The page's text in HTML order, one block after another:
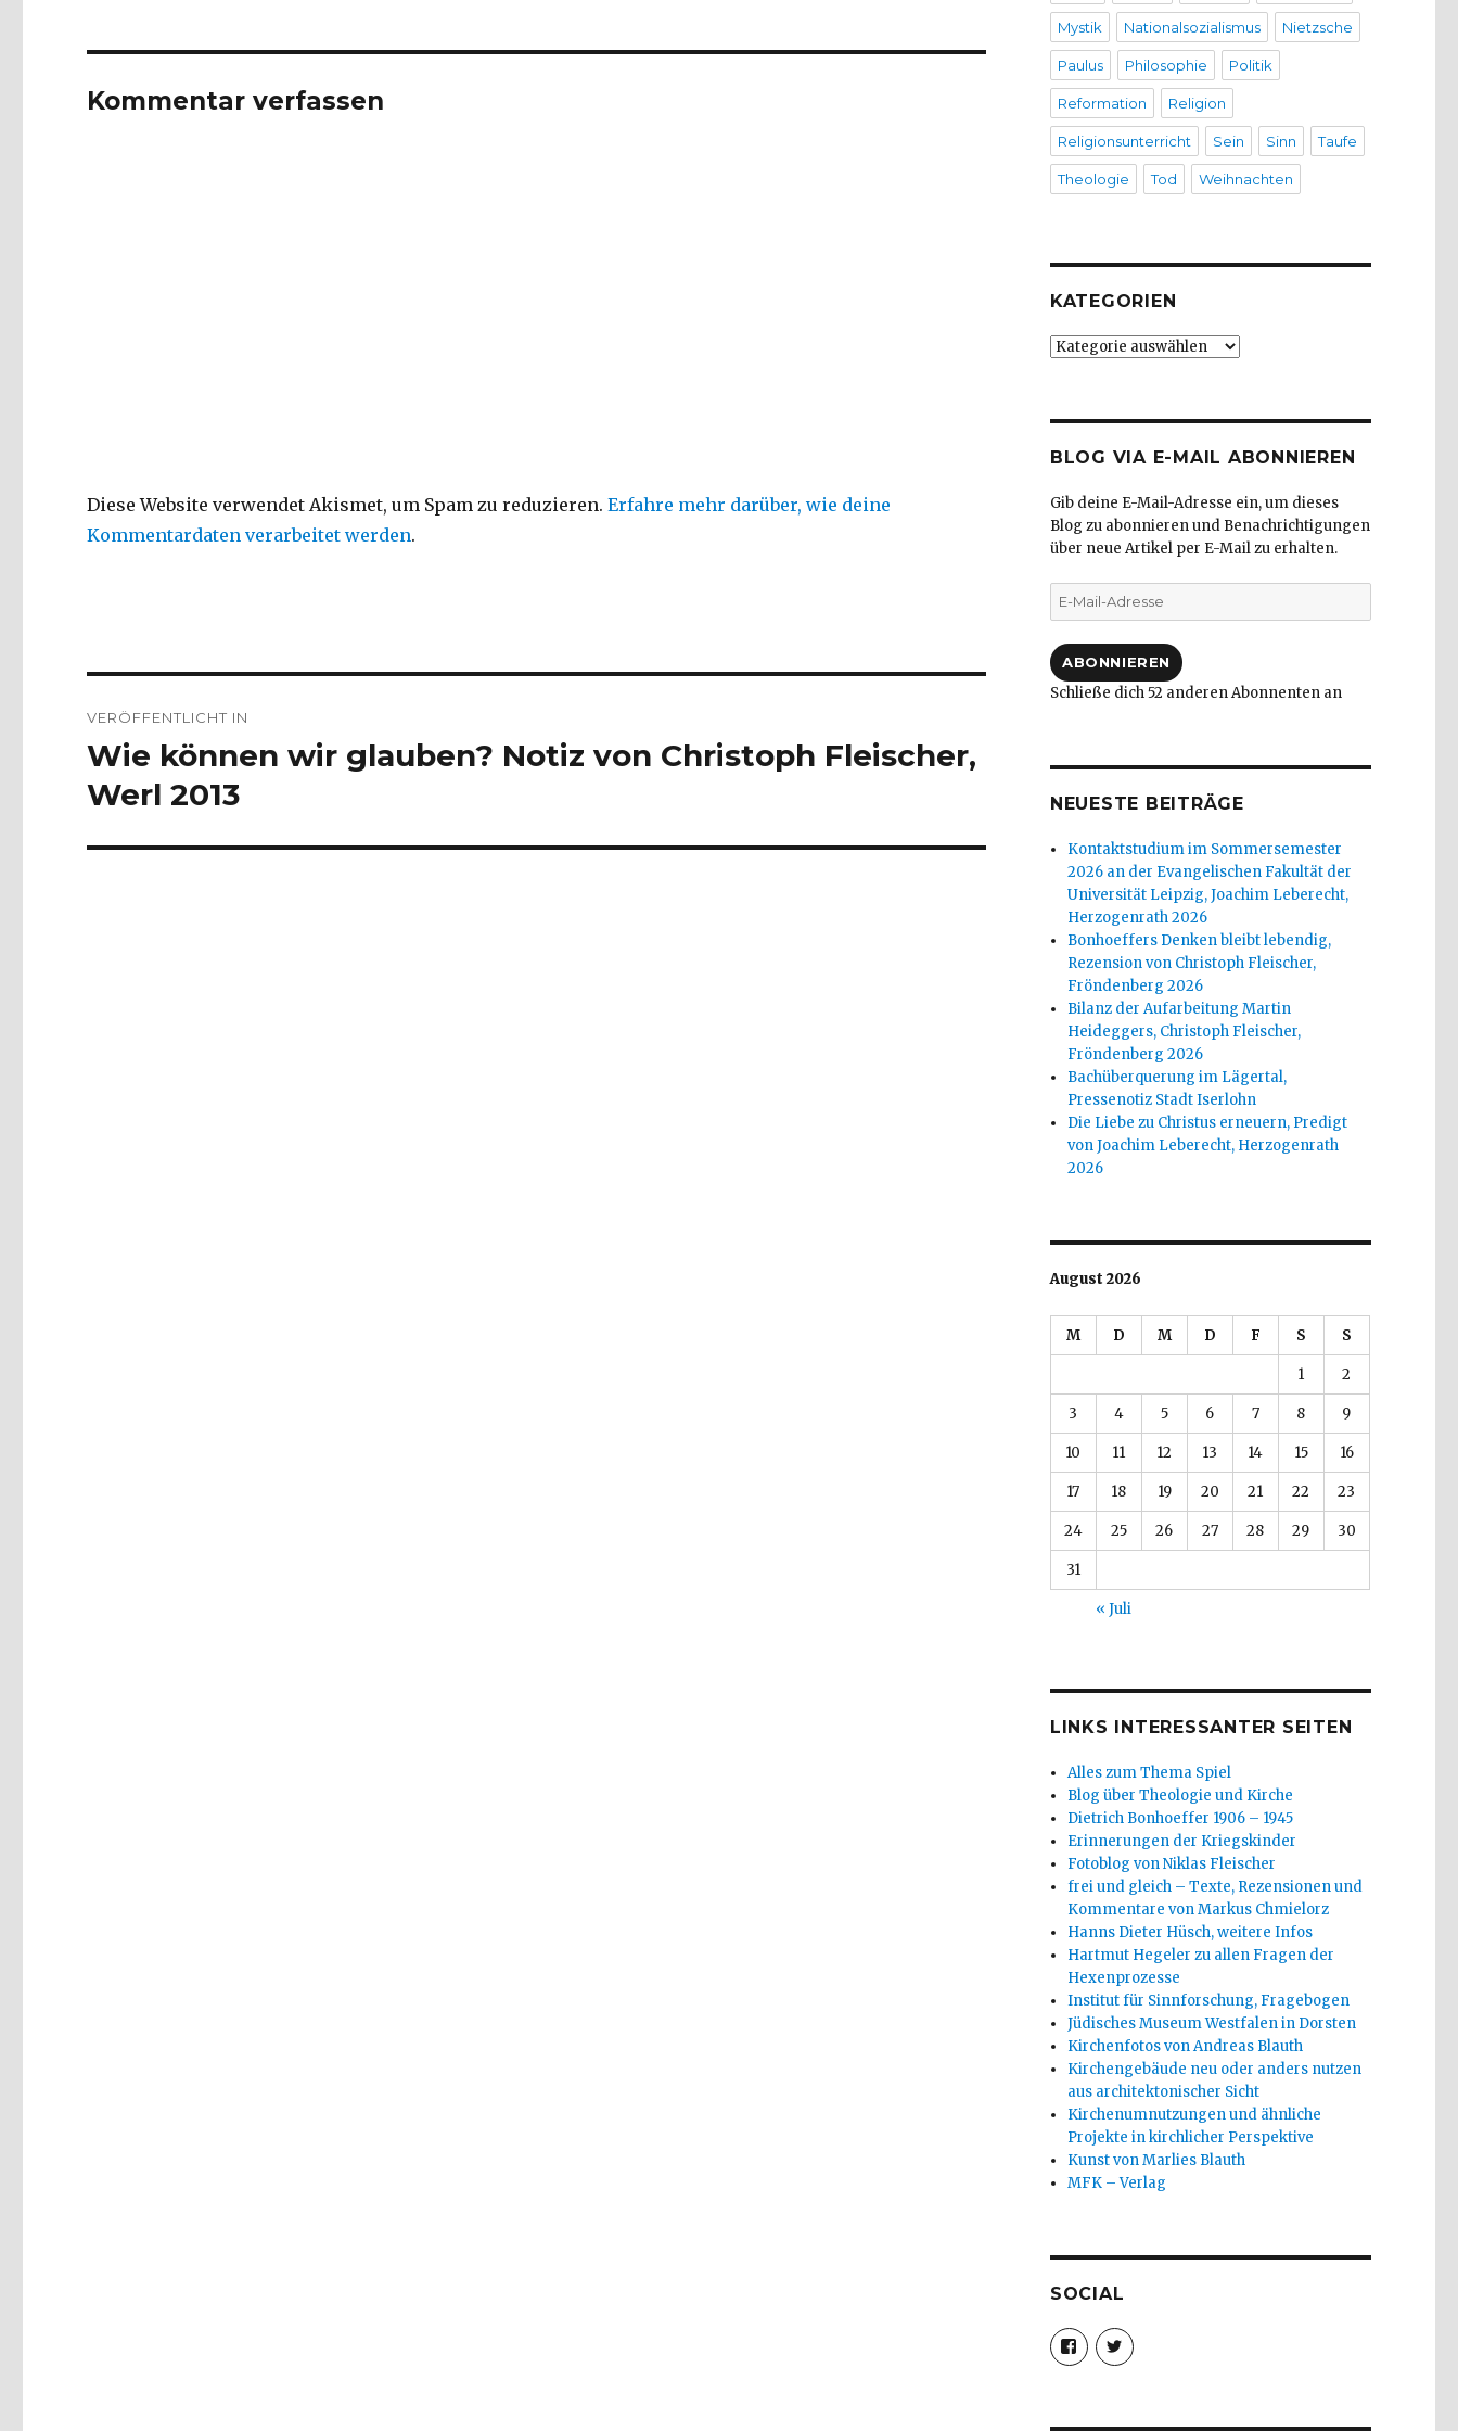
Kommentar verfassen
Diese Website verwendet Akismet, um Spam zu reduzieren.Erfahre mehr darüber, wie deine
Kommentardaten verarbeitet werden.
VERÖFFENTLICHT IN
Wie können wir glauben? Notiz von Christoph Fleischer,
Werl 2013
Mystik Nationalsozialismus Nietzsche
Paulus Philosophie Politik
Reformation Religion
Religionsunterricht Sein Sinn Taufe
Theologie Tod Weihnachten
KATEGORIEN
Kategorien
BLOG VIA E-MAIL ABONNIEREN
Gib deine E-Mail-Adresse ein, um dieses
Blog zu abonnieren und Benachrichtigungen
über neue Artikel per E-Mail zu erhalten.
E-
Mail-
ABONNIEREN
Schließe dich 52 anderen Abonnenten an
NEUESTE BEITRÄGE
Kontaktstudium im Sommersemester
2026 an der Evangelischen Fakultät der
Universität Leipzig, Joachim Leberecht,
Herzogenrath 2026
Bonhoeffers Denken bleibt lebendig,
Rezension von Christoph Fleischer,
Fröndenberg 2026
Bilanz der Aufarbeitung Martin
Heideggers, Christoph Fleischer,
Fröndenberg 2026
Bachüberquerung im Lägertal,
Pressenotiz Stadt Iserlohn
Die Liebe zu Christus erneuern, Predigt
von Joachim Leberecht, Herzogenrath
2026
August 2026
M D M D F S S
1 2
3 4 5 6 7 8 9
10 11 12 13 14 15 16
17 18 19 20 21 22 23
24 25 26 27 28 29 30
31
« Juli
LINKS INTERESSANTER SEITEN
Alles zum Thema Spiel
Blog über Theologie und Kirche
Dietrich Bonhoeffer 1906 – 1945
Erinnerungen der Kriegskinder
Fotoblog von Niklas Fleischer
frei und gleich – Texte, Rezensionen und
Kommentare von Markus Chmielorz
Hanns Dieter Hüsch, weitere Infos
Hartmut Hegeler zu allen Fragen der
Hexenprozesse
Institut für Sinnforschung, Fragebogen
Jüdisches Museum Westfalen in Dorsten
Kirchenfotos von Andreas Blauth
Kirchengebäude neu oder anders nutzen
aus architektonischer Sicht
Kirchenumnutzungen und ähnliche
Projekte in kirchlicher Perspektive
Kunst von Marlies Blauth
MFK – Verlag
SOCIAL
Profil
von
christoph.fleischer1
anzeigen
Profil
von
anzeigen